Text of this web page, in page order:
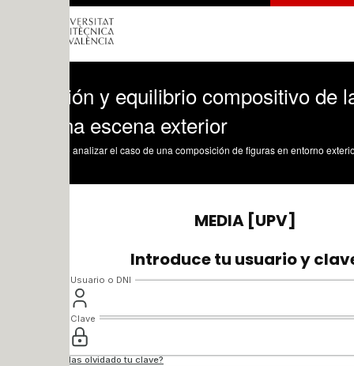
y equilibrio compositivo de la
escena exterior